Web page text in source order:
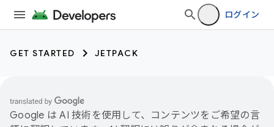
ログイン
GET STARTED JETPACK
Google は AI 技術を使用して、コンテンツをご希望の言